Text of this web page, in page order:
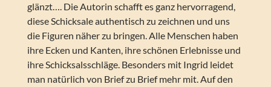
glänzt…. Die Autorin schafft es ganz hervorragend,
diese Schicksale authentisch zu zeichnen und uns
die Figuren näher zu bringen. Alle Menschen haben
ihre Ecken und Kanten, ihre schönen Erlebnisse und
ihre Schicksalsschläge. Besonders mit Ingrid leidet
man natürlich von Brief zu Brief mehr mit. Auf den